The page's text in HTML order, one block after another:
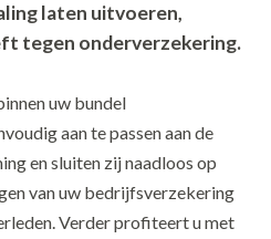
laten uitvoeren,
tegen onderverzekering.
uw bundel
aan te passen aan de
en sluiten zij naadloos op
van uw bedrijfsverzekering
Verder profiteert u met